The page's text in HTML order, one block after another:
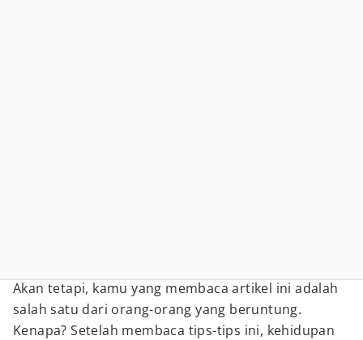
Akan tetapi, kamu yang membaca artikel ini adalah
salah satu dari orang-orang yang beruntung.
Kenapa? Setelah membaca tips-tips ini, kehidupan